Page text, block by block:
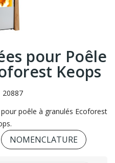
pour Poêle
Keops
poêle à granulés Ecoforest
NOMENCLATURE